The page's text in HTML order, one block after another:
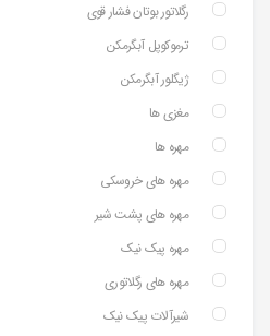
رگلاتور بوتان فشار قوی
ترموکوپل آبگرمکن
ژیگلور آبگرمکن
مغزی ها
مهره ها
مهره های خروسکی
مهره های پشت شیر
مهره پیک نیک
مهره های رگلاتوری
شیرآلات پیک نیک